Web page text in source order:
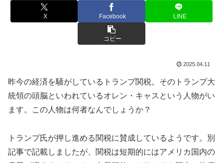
X Facebook LINE
コピー
2025.04.11
昨今の経済を騒がしているトランプ関税。そのトランプ大
統領の頭脳といわれているオレン・キャスという人物がい
ます。この人物は何者なんでしょうか？
トランプ氏が押し進める関税に賛成しているようです。別
記事で記載しましたが、関税は短期的にはアメリカ国内の